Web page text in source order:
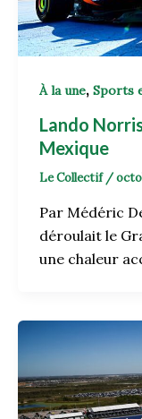
À la une, Sports
Lando
Mexique
Le Collectif /
Par Médéric
déroulait le
une chaleur